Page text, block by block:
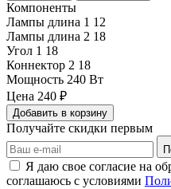
Компоненты
Лампы длина 1 12
Лампы длина 2 18
Угол 1 18
Коннектор 2 18
Мощность 240 Вт
Цена 240 ₽
Добавить в корзину
Получайте скидки первым
Я даю свое согласие на
соглашаюсь с условиями